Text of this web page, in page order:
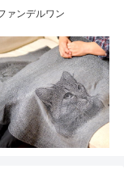
ァンデルワン